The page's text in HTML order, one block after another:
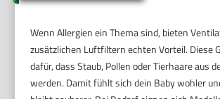
Wenn Allergien ein Thema sind, bieten
zusätzlichen Luftfiltern echten Vorteil. Diese
dafür, dass Staub, Pollen oder Tierhaare aus
werden. Damit fühlt sich dein Baby wohler